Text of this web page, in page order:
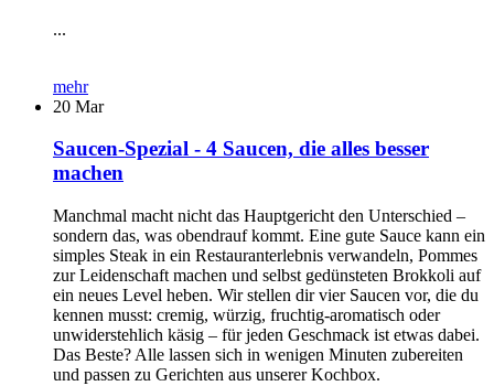
...
mehr
20 Mar
Saucen-Spezial - 4 Saucen, die alles besser
machen
Manchmal macht nicht das Hauptgericht den Unterschied –
sondern das, was obendrauf kommt. Eine gute Sauce kann ein
simples Steak in ein Restauranterlebnis verwandeln, Pommes
zur Leidenschaft machen und selbst gedünsteten Brokkoli auf
ein neues Level heben. Wir stellen dir vier Saucen vor, die du
kennen musst: cremig, würzig, fruchtig-aromatisch oder
unwiderstehlich käsig – für jeden Geschmack ist etwas dabei.
Das Beste? Alle lassen sich in wenigen Minuten zubereiten
und passen zu Gerichten aus unserer Kochbox.